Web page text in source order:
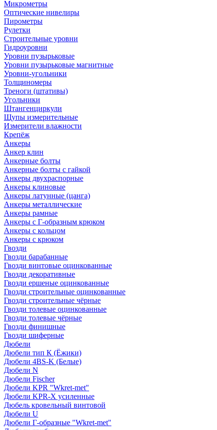
Микрометры
Оптические нивелиры
Пирометры
Рулетки
Строительные уровни
Гидроуровни
Уровни пузырьковые
Уровни пузырьковые магнитные
Уровни-угольники
Толщиномеры
Треноги (штативы)
Угольники
Штангенциркули
Щупы измерительные
Измерители влажности
Крепёж
Анкеры
Анкер клин
Анкерные болты
Анкерные болты с гайкой
Анкеры двухраспорные
Анкеры клиновые
Анкеры латунные (цанга)
Анкеры металлические
Анкеры рамные
Анкеры с Г-образным крюком
Анкеры с кольцом
Анкеры с крюком
Гвозди
Гвозди барабанные
Гвозди винтовые оцинкованные
Гвозди декоративные
Гвозди ершеные оцинкованные
Гвозди строительные оцинкованные
Гвозди строительные чёрные
Гвозди толевые оцинкованные
Гвозди толевые чёрные
Гвозди финишные
Гвозди шиферные
Дюбели
Дюбели тип К (Ёжики)
Дюбели 4BS-K (Белые)
Дюбели N
Дюбели Fischer
Дюбели KPR "Wkret-met"
Дюбели KPR-Х усиленные
Дюбель кровельный винтовой
Дюбели U
Дюбели Г-образные "Wkret-met"